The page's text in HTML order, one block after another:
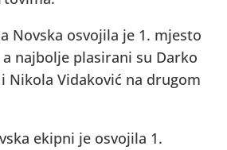
Novska osvojila je 1. mjesto
najbolje plasirani su Darko
Nikola Vidaković na drugom
ekipni je osvojila 1.